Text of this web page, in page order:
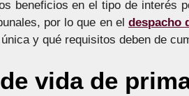
beneficios en el tipo de interés
por lo que en eldespacho
y qué requisitos deben de
vida de